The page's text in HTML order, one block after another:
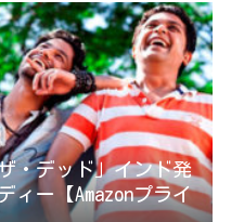
・デッド」インド発
ィー【Amazonプライ